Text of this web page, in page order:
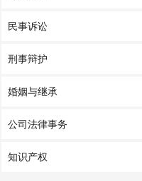
民事诉讼
刑事辩护
婚姻与继承
公司法律事务
知识产权